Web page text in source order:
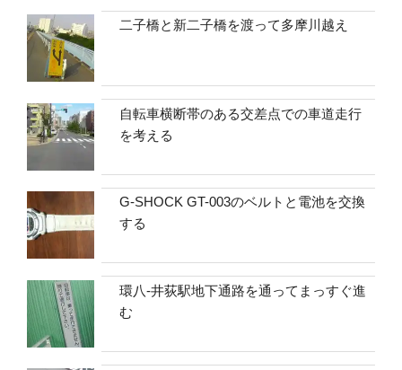
二子橋と新二子橋を渡って多摩川越え
自転車横断帯のある交差点での車道走行
を考える
G-SHOCK GT-003のベルトと電池を交換
する
環八-井荻駅地下通路を通ってまっすぐ進
む